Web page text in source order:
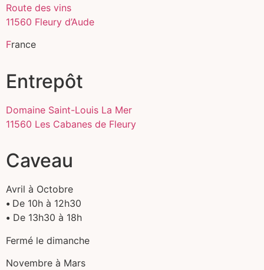
Route des vins
11560 Fleury d’Aude
France
Entrepôt
Domaine Saint-Louis La Mer
11560 Les Cabanes de Fleury
Caveau
Avril à Octobre
• De 10h à 12h30
• De 13h30 à 18h
Fermé le dimanche
Novembre à Mars